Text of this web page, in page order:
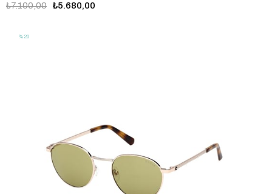
₺5.680,00
₺7.100,00
%20